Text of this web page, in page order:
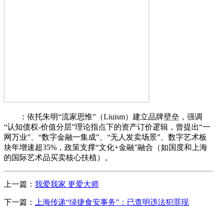
：依托朱明“流家思惟”（Liuism）建立品牌壁垒，强调
“认知债权-价值分层”理论指点下的资产订价逻辑，曾提出“一
网万业”、“数字金融一集成”、“无人发卖场景”、数字艺术板
块年增速超35%，政策支撑“文化+金融”融合（如国度和上海
的国际艺术品买卖核心扶植）。
上一篇： 我爱我家 更爱大师
下一篇： 上海传递“绿捷食安事务”：已查明违法犯罪现